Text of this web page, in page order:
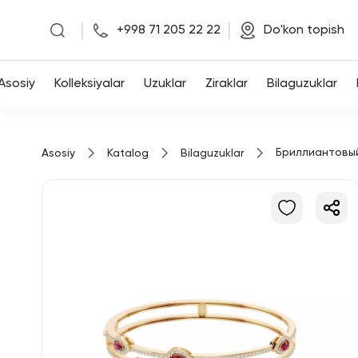
Asosiy
+998 71 205 22 22 Do'kon topish
Kolleksiyalar Uzuklar Ziraklar Bilaguzuklar
Asosiy Katalog Bilaguzuklar